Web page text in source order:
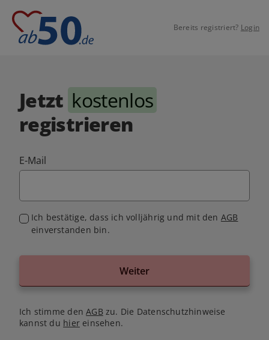
Bereits registriert? Login
Jetzt kostenlos
registrieren
E-Mail
Ich bestätige, dass ich volljährig und mit den AGB
einverstanden bin.
Weiter
Ich stimme denAGB zu. Die Datenschutzhinweise
kannst du hiereinsehen.